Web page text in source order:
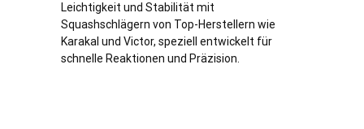
Leichtigkeit und Stabilität mit
Squashschlägern von Top-Herstellern wie
Karakal und Victor, speziell entwickelt für
schnelle Reaktionen und Präzision.